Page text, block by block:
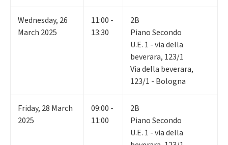
Wednesday, 26
March 2025
11:00 -
13:30
2B
Piano Secondo
U.E. 1 - via della
beverara, 123/1
Via della beverara,
123/1 - Bologna
Friday, 28 March
2025
09:00 -
11:00
2B
Piano Secondo
U.E. 1 - via della